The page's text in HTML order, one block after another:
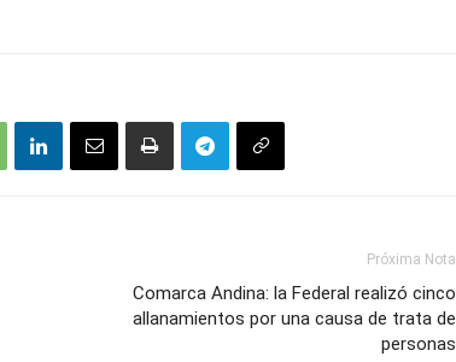
Próxima Nota
Comarca Andina: la Federal realizó cinco
allanamientos por una causa de trata de
personas